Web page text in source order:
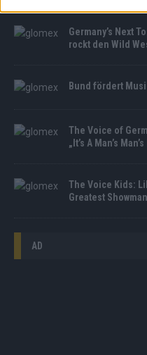
Germany’s Next
rockt den Wild
Bund fördert
The Voice of
„It’s A Man’s
The Voice Kids:
Greatest
AD